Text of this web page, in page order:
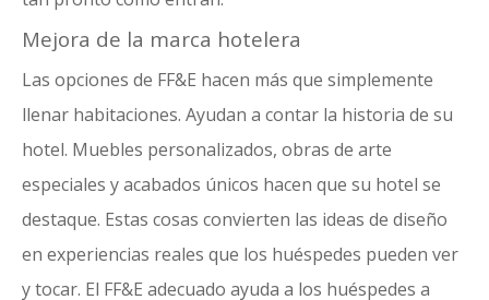
Mejora de la marca hotelera
Las opciones de FF&E hacen más que simplemente
llenar habitaciones. Ayudan a contar la historia de su
hotel. Muebles personalizados, obras de arte
especiales y acabados únicos hacen que su hotel se
destaque. Estas cosas convierten las ideas de diseño
en experiencias reales que los huéspedes pueden ver
y tocar. El FF&E adecuado ayuda a los huéspedes a